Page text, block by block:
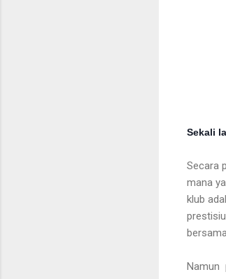
Sekali
Secara
mana
klub
Namun